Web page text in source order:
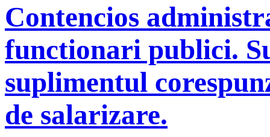
Contencios
functionari publici.
suplimentul
de salarizare.